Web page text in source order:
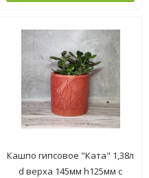
Кашпо гипсовое "Ката" 1,38л
d верха 145мм h125мм с